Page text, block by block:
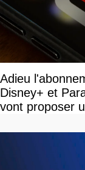
Adieu
Disney+ et
vont proposer